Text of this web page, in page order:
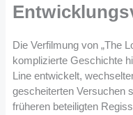
Die Verfilmung von „The
komplizierte Geschichte
Line entwickelt,
gescheiterten Versuchen
früheren beteiligten